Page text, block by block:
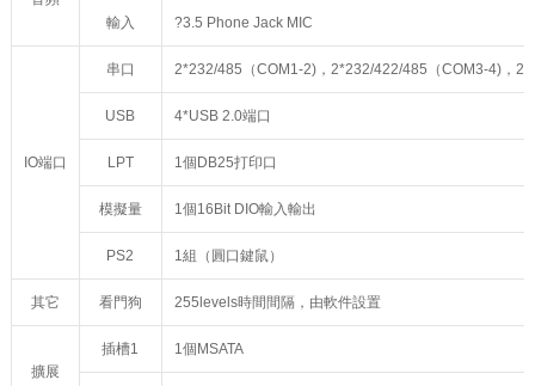
輸入
?3.5 Phone Jack MIC
IO端口
串口 2*232/485（COM1-2)，2*232/422/485（COM3-4)，
USB 4*USB 2.0端口
LPT 1個DB25打印口
模擬量 1個16Bit DIO輸入輸出
PS2 1組（圓口鍵鼠）
其它 看門狗 255levels時間間隔，由軟件設置
擴展
插槽1 1個MSATA